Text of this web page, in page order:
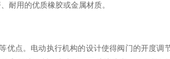
耐用的优质橡胶或金属材质。
点。电动执行机构的设计使得阀门的开度调